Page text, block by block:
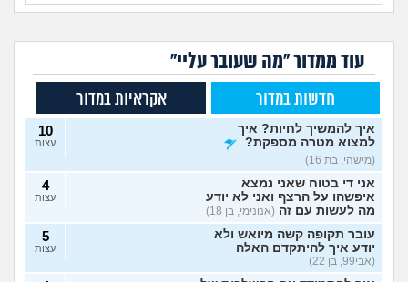
עוד ממדור "מה שעובר עליי"
חדשות במדור אקראיות במדור
איך להמשיך לחיות? איך
למצוא מטרה מספקת?
(מישהי, בת 16)
10
עצות
אני די בטוח שאני נמצא
איפשהו על הרצף ואני לא יודע
מה לעשות עם זה (אנונימי, בן 18)
4
עצות
עובר תקופה קשה מיואש ולא
יודע איך להיתקדם האלה
(אבי99, בן 22)
5
עצות